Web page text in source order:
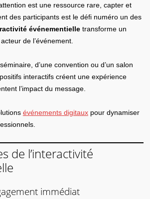
est une ressource rare, capter et
des participants est le défi numéro un des
événementielle transforme un
de l’événement.
d’une convention ou d’un salon
interactifs créent une expérience
l’impact du message.
événements digitauxpour dynamiser
de l’interactivité
immédiat